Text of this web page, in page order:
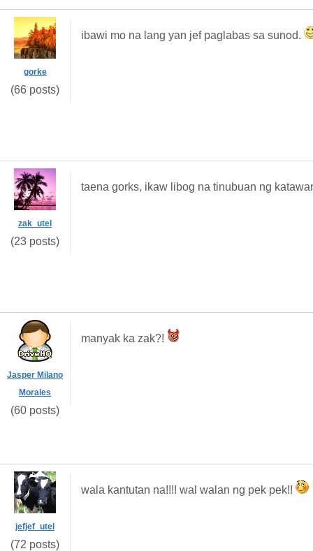
gorke
(66 posts)
ibawi mo na lang yan jef paglabas sa sunod.
zak_utel
(23 posts)
taena gorks, ikaw libog na tinubuan ng
Jasper Milano
Morales
(60 posts)
manyak ka zak?!
jefjef_utel
(72 posts)
wala kantutan na!!!! wal walan ng pek pek!!